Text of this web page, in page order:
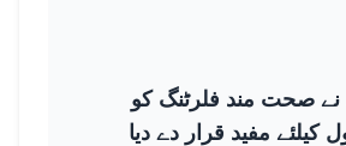
صحت مند فلرٹنگ کو
کیلئے مفید قرار دے دیا